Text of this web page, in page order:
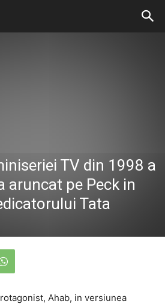
TV din 1998 a
aruncat pe Peck in
Tata
Ahab, in ​​versiunea